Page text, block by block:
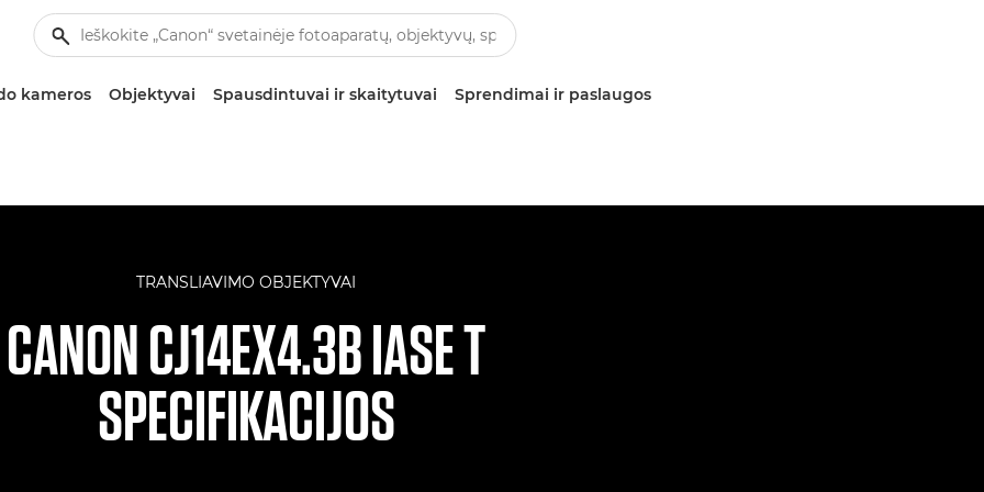
kameros Objektyvai Spausdintuvai ir skaitytuvai Sprendimai ir paslaugos
TRANSLIAVIMO OBJEKTYVAI
CANON CJ14EX4.3B IASE T
SPECIFIKACIJOS